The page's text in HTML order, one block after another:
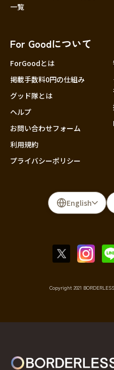
一覧
For Goodについて
ForGoodとは
掲載手数料0円の仕組み
グッド隊とは
ヘルプ
お問い合わせフォーム
利用規約
プライバシーポリシー
English
Copyright 2021